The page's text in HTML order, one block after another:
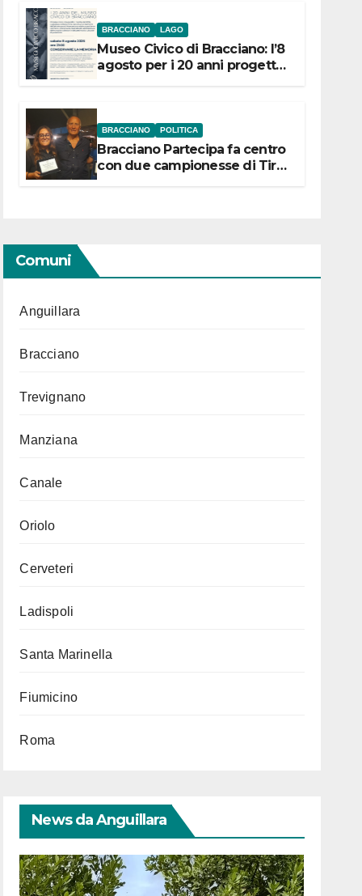
BRACCIANO LAGO
Museo Civico di Bracciano: l’8
agosto per i 20 anni progetto
BRACCIANO POLITICA
Bracciano Partecipa fa centro
con due campionesse di Tiro
Comuni
Anguillara
Bracciano
Trevignano
Manziana
Canale
Oriolo
Cerveteri
Ladispoli
Santa Marinella
Fiumicino
Roma
News da Anguillara